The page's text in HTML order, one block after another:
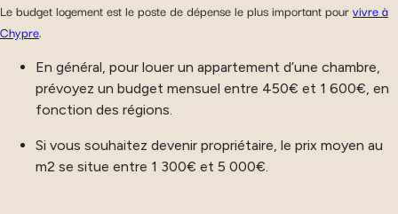
Le budget logement est le poste de dépense le plus important pourvivre à
Chypre.
En général, pour louer un appartement d’une chambre,
prévoyez un budget mensuel entre 450€ et 1 600€, en
fonction des régions.
Si vous souhaitez devenir propriétaire, le prix moyen au
m2 se situe entre 1 300€ et 5 000€.